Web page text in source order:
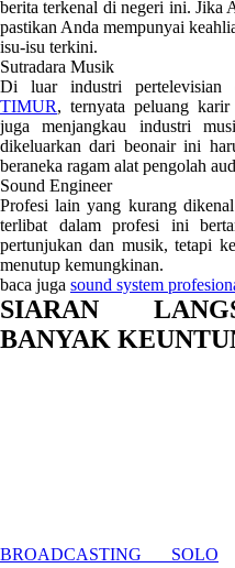
berita terkenal di negeri ini. Jika
pastikan Anda mempunyai
isu-isu terkini.
Sutradara Musik
Di luar industri pertelevisian
TIMUR, ternyata peluang
juga menjangkau industri
dikeluarkan dari beonair ini
beraneka ragam alat pengolah
Sound Engineer
Profesi lain yang kurang
terlibat dalam profesi ini
pertunjukan dan musik, tetapi
menutup kemungkinan.
baca juga sound system
SIARAN
BANYAK
BROADCASTING SOLO